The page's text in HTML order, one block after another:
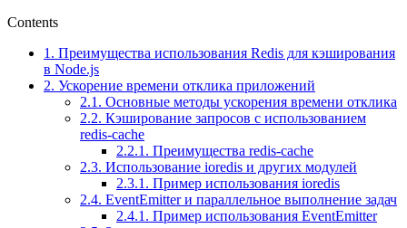
Contents
1. Преимущества использования Redis для кэширования
в Node.js
2. Ускорение времени отклика приложений
2.1. Основные методы ускорения времени отклика
2.2. Кэширование запросов с использованием
redis-cache
2.2.1. Преимущества redis-cache
2.3. Использование ioredis и других модулей
2.3.1. Пример использования ioredis
2.4. EventEmitter и параллельное выполнение задач
2.4.1. Пример использования EventEmitter